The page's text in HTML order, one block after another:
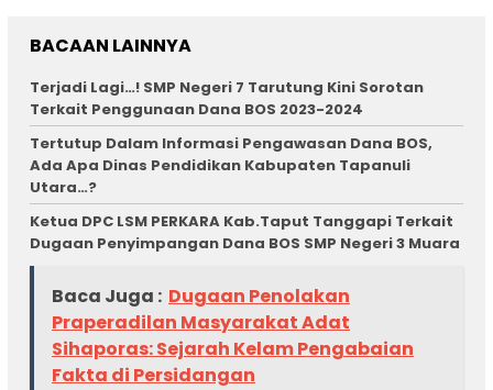
BACAAN LAINNYA
Terjadi Lagi…! SMP Negeri 7 Tarutung Kini Sorotan
Terkait Penggunaan Dana BOS 2023-2024
Tertutup Dalam Informasi Pengawasan Dana BOS,
Ada Apa Dinas Pendidikan Kabupaten Tapanuli
Utara…?
Ketua DPC LSM PERKARA Kab.Taput Tanggapi Terkait
Dugaan Penyimpangan Dana BOS SMP Negeri 3 Muara
Baca Juga : Dugaan Penolakan
Praperadilan Masyarakat Adat
Sihaporas: Sejarah Kelam Pengabaian
Fakta di Persidangan